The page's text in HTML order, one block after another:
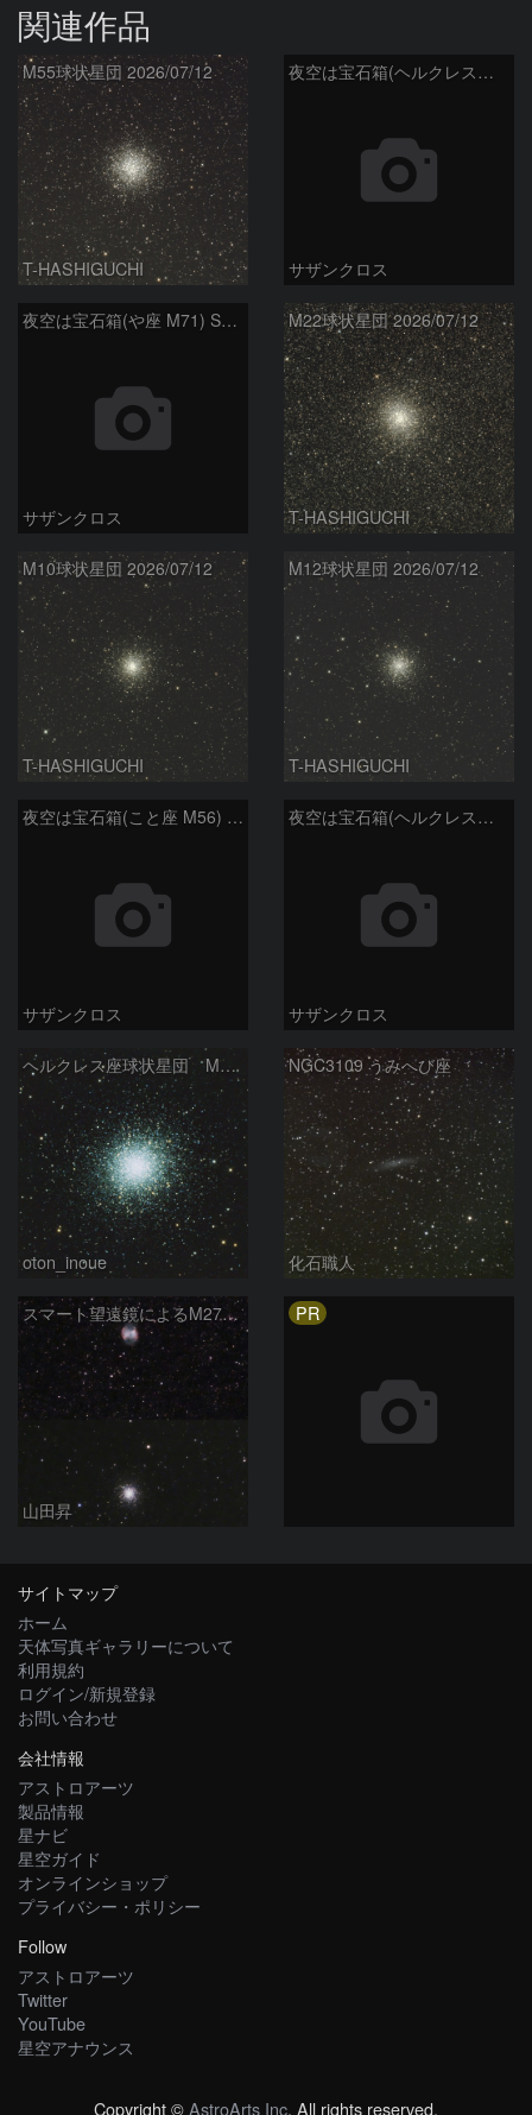
関連作品
M55球状星団 2026/07/12
T-HASHIGUCHI
夜空は宝石箱(ヘルクレス座 M92) Seestar50
サザンクロス
夜空は宝石箱(や座 M71) Seestar50
サザンクロス
M22球状星団 2026/07/12
T-HASHIGUCHI
M10球状星団 2026/07/12
T-HASHIGUCHI
M12球状星団 2026/07/12
T-HASHIGUCHI
夜空は宝石箱(こと座 M56) Seestar50
サザンクロス
夜空は宝石箱(ヘルクレス座 M13) Seestar50
サザンクロス
ヘルクレス座球状星団 M１３（RGB合成）
oton_inoue
NGC3109 うみへび座
化石職人
スマート望遠鏡によるM27とM13
山田昇
PR
サイトマップ
ホーム
天体写真ギャラリーについて
利用規約
ログイン/新規登録
お問い合わせ
会社情報
アストロアーツ
製品情報
星ナビ
星空ガイド
オンラインショップ
プライバシー・ポリシー
Follow
アストロアーツ
Twitter
YouTube
星空アナウンス
Copyright ©AstroArts Inc. All rights reserved.